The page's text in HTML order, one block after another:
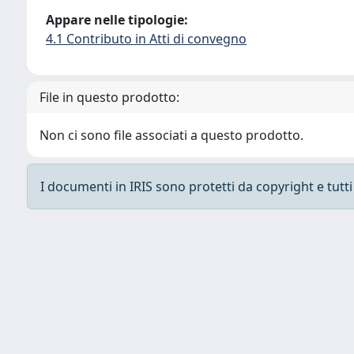
Appare nelle tipologie:
4.1 Contributo in Atti di convegno
File in questo prodotto:
Non ci sono file associati a questo prodotto.
I documenti in IRIS sono protetti da copyright e